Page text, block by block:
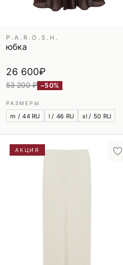
P.A.R.O.S.H.
юбка
26 600₽
53 200 ₽ −50%
РАЗМЕРЫ
m / 44 RU l / 46 RU xl / 50 RU
АКЦИЯ